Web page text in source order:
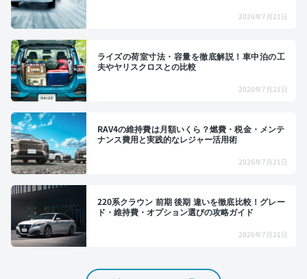
2026年7月21日
ライズの荷室寸法・容量を徹底解説！車中泊の工
夫やヤリスクロスとの比較
2026年7月21日
RAV4の維持費は月額いくら？燃費・税金・メンテ
ナンス費用と実践的なレジャー活用術
2026年7月21日
220系クラウン 前期 後期 違いを徹底比較！グレー
ド・維持費・オプション選びの攻略ガイド
2026年7月21日